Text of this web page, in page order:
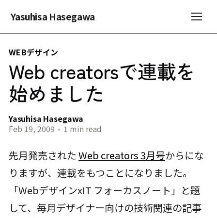
Yasuhisa Hasegawa
WEBデザイン
Web creatorsで連載を
始めました
Yasuhisa Hasegawa
Feb 19, 2009 • 1 min read
先月発売された Web creators 3月号からにな
りますが、連載をもつことになりました。
「WebデザインxIT フォーカスノート」と題
して、毎月デザイナー向けの技術関連の記事